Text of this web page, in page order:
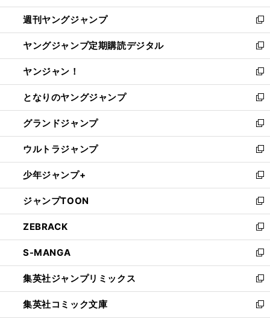
開
く
ウ
で
開
く
ン
ド
ウ
で
開
く
ウ
ィ
ン
ド
ウ
で
開
く
週刊ヤングジャンプ
新
し
い
ウ
ィ
ン
ド
ウ
で
開
く
ヤングジャンプ定期購読デジタル
新
し
い
ウ
ィ
ン
ド
ウ
で
開
く
ヤンジャン！
新
し
い
ウ
ィ
ン
ド
ウ
で
開
く
となりのヤングジャンプ
新
し
い
ウ
ィ
ン
ド
ウ
で
開
く
グランドジャンプ
新
し
い
ウ
ィ
ン
ド
ウ
で
開
く
ウルトラジャンプ
新
し
い
ウ
ィ
ン
ド
ウ
で
開
く
少年ジャンプ+
新
し
い
ウ
ィ
ン
ド
ウ
で
開
く
ジャンプTOON
新
し
い
ウ
ィ
ン
ド
ウ
で
開
ZEBRACK
新
し
い
ウ
ィ
ン
ド
ウ
S-MANGA
新
し
い
ウ
ィ
ン
集英社ジャンプリミックス
新
し
い
ウ
集英社コミック文庫
新
し